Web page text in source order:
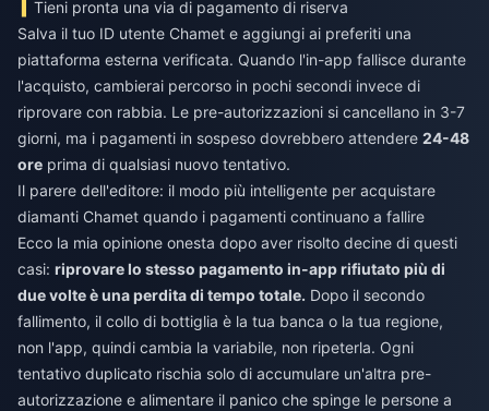
Tieni pronta una via di pagamento di riserva
Salva il tuo ID utente Chamet e aggiungi ai preferiti una
piattaforma esterna verificata. Quando l'in-app fallisce durante
l'acquisto, cambierai percorso in pochi secondi invece di
riprovare con rabbia. Le pre-autorizzazioni si cancellano in 3-7
giorni, ma i pagamenti in sospeso dovrebbero attendere 24-48
ore prima di qualsiasi nuovo tentativo.
Il parere dell'editore: il modo più intelligente per acquistare
diamanti Chamet quando i pagamenti continuano a fallire
Ecco la mia opinione onesta dopo aver risolto decine di questi
casi: riprovare lo stesso pagamento in-app rifiutato più di
due volte è una perdita di tempo totale. Dopo il secondo
fallimento, il collo di bottiglia è la tua banca o la tua regione,
non l'app, quindi cambia la variabile, non ripeterla. Ogni
tentativo duplicato rischia solo di accumulare un'altra pre-
autorizzazione e alimentare il panico che spinge le persone a